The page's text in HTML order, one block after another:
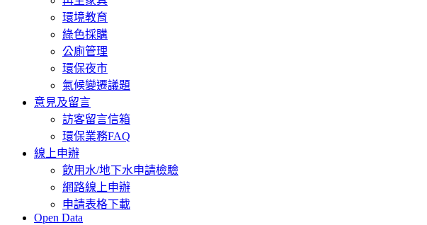
環境教育
綠色採購
公廁管理
環保夜市
氣候變遷議題
意見及留言
訪客留言信箱
環保業務FAQ
線上申辦
飲用水/地下水申請檢驗
網路線上申辦
申請表格下載
Open Data